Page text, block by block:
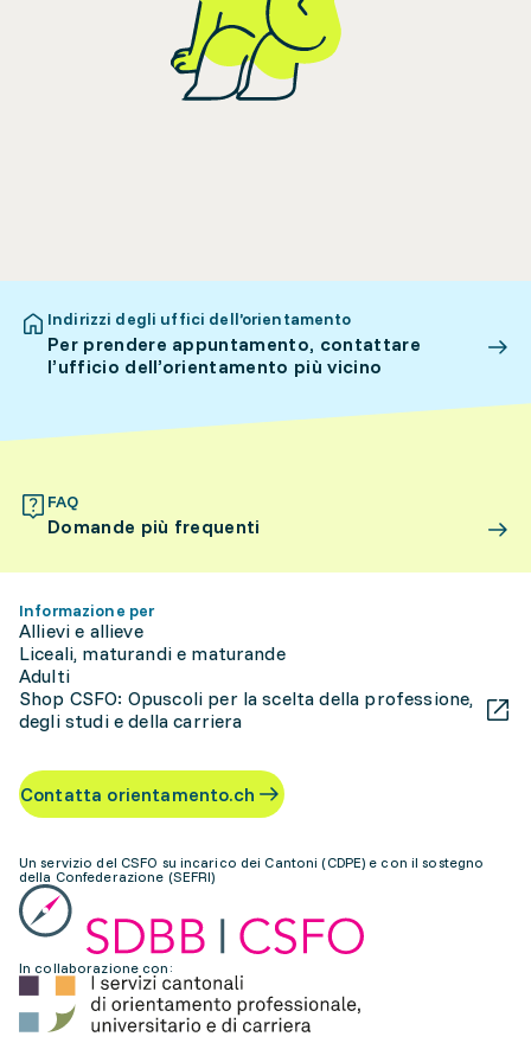
Indirizzi degli uffici dell’orientamento
Per prendere appuntamento, contattare
l’ufficio dell’orientamento più vicino
FAQ
Domande più frequenti
Informazione per
Allievi e allieve
Liceali, maturandi e maturande
Adulti
Shop CSFO: Opuscoli per la scelta della professione,
degli studi e della carriera
Contatta orientamento.ch
Un servizio del CSFO su incarico dei Cantoni (CDPE) e con il sostegno
della Confederazione (SEFRI)
In collaborazione con: